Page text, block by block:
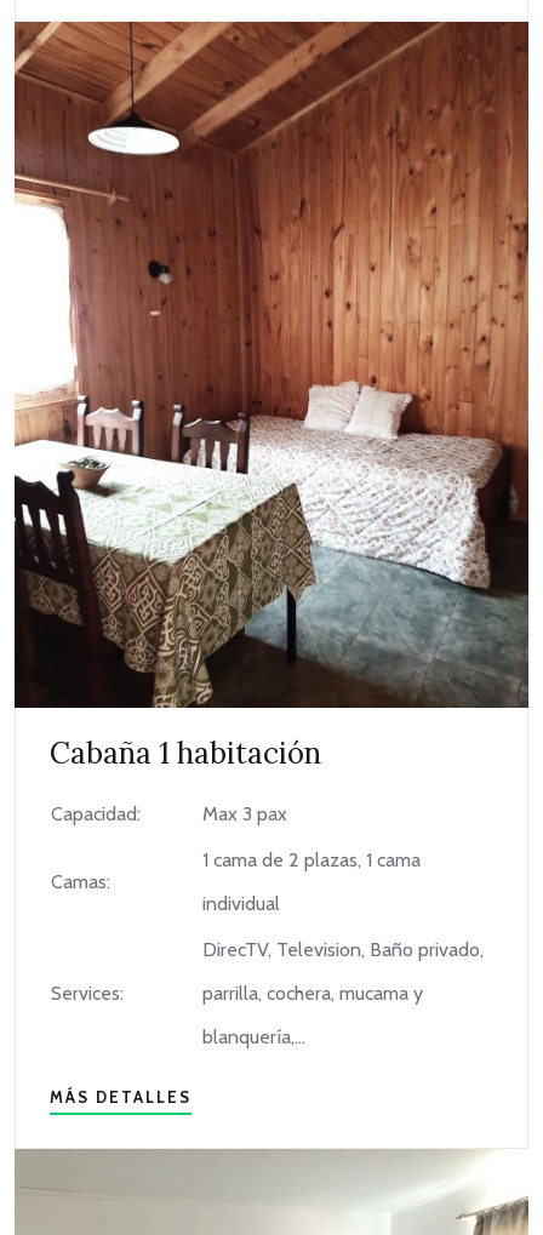
Cabaña 1 habitación
Capacidad: Max 3 pax
Camas:
1 cama de 2 plazas, 1 cama
individual
Services:
DirecTV, Television, Baño privado,
parrilla, cochera, mucama y
blanquería,...
MÁS DETALLES